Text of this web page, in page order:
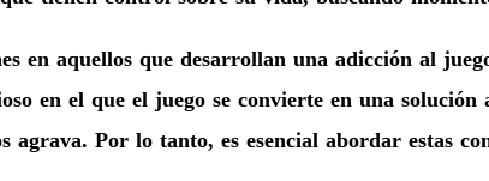
en aquellos que desarrollan una adicción al
en el que el juego se convierte en una
agrava. Por lo tanto, es esencial abordar estas